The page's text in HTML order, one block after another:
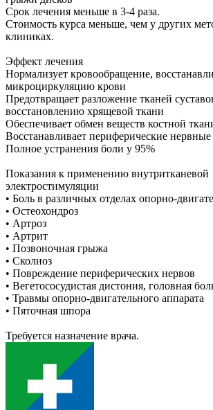
Срок лечения меньше в 3-4 раза.
Стоимость курса меньше, чем у других
клиниках.
Эффект лечения
Нормализует кровообращение,
микроциркуляцию крови
Предотвращает разложение тканей
восстановлению хрящевой ткани
Обеспечивает обмен веществ костной
Восстанавливает периферические
Полное устранения боли у 95%
Показания к применению внутритканевой
электростимуляции
• Боль в различных отделах опорно-
• Остеохондроз
• Артроз
• Артрит
• Позвоночная грыжа
• Сколиоз
• Повреждение периферических нервов
• Вегетососудистая дистония, головная
• Травмы опорно-двигательного аппарата
• Пяточная шпора
Требуется назначение врача.